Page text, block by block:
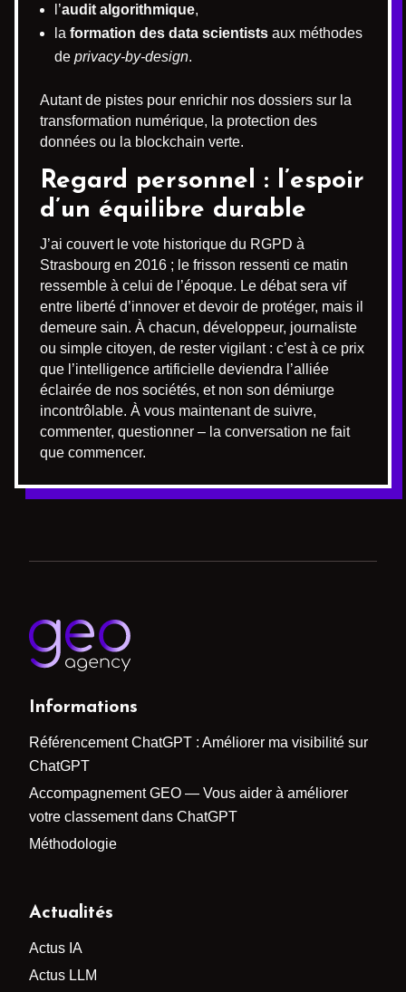
l’audit algorithmique,
la formation des data scientists aux méthodes
de privacy-by-design.
Autant de pistes pour enrichir nos dossiers sur la
transformation numérique, la protection des
données ou la blockchain verte.
Regard personnel : l’espoir
d’un équilibre durable
J’ai couvert le vote historique du RGPD à
Strasbourg en 2016 ; le frisson ressenti ce matin
ressemble à celui de l’époque. Le débat sera vif
entre liberté d’innover et devoir de protéger, mais il
demeure sain. À chacun, développeur, journaliste
ou simple citoyen, de rester vigilant : c’est à ce prix
que l’intelligence artificielle deviendra l’alliée
éclairée de nos sociétés, et non son démiurge
incontrôlable. À vous maintenant de suivre,
commenter, questionner – la conversation ne fait
que commencer.
Informations
Référencement ChatGPT : Améliorer ma visibilité sur
ChatGPT
Accompagnement GEO — Vous aider à améliorer
votre classement dans ChatGPT
Méthodologie
Actualités
Actus IA
Actus LLM